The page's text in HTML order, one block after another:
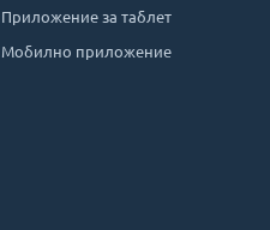
Приложение за таблет
Мобилно приложение